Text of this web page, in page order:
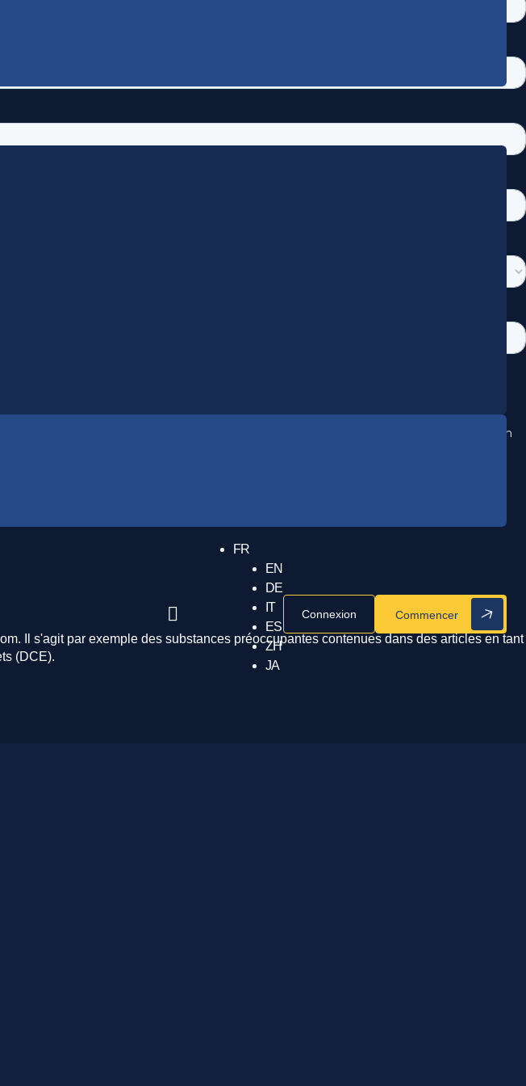
Recherche ouverte
FR
EN
DE
IT
ES
ZH
JA
Connexion Commencer
Il s'agit par exemple des substances préoccupantes contenues dans des articles en tant
(DCE).